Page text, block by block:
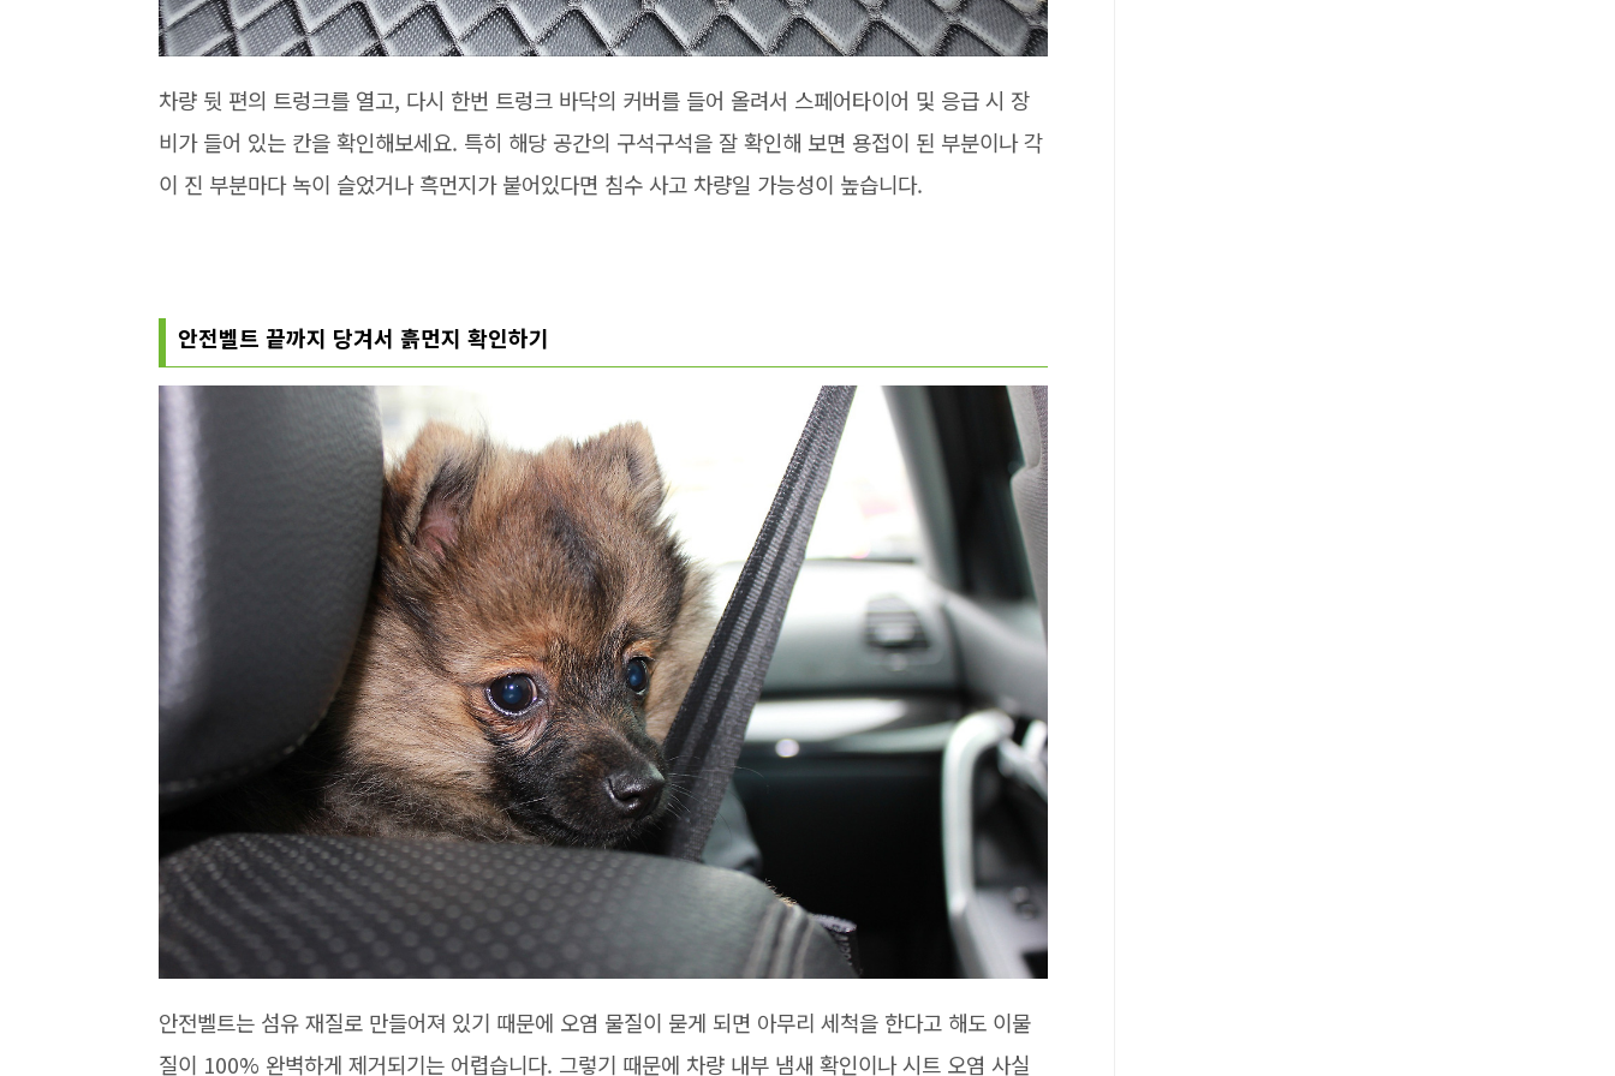
차량 뒷 편의 트렁크를 열고, 다시 한번 트렁크 바닥의 커버를 들어 올려서 스페어타이어 및 응급 시 장
비가 들어 있는 칸을 확인해보세요. 특히 해당 공간의 구석구석을 잘 확인해 보면 용접이 된 부분이나 각
이 진 부분마다 녹이 슬었거나 흑먼지가 붙어있다면 침수 사고 차량일 가능성이 높습니다.
안전벨트 끝까지 당겨서 흙먼지 확인하기
안전벨트는 섬유 재질로 만들어져 있기 때문에 오염 물질이 묻게 되면 아무리 세척을 한다고 해도 이물
질이 100% 완벽하게 제거되기는 어렵습니다. 그렇기 때문에 차량 내부 냄새 확인이나 시트 오염 사실